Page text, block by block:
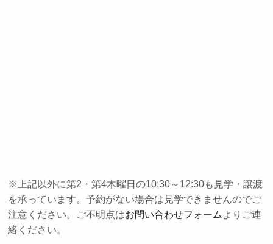
※上記以外に第2・第4木曜日の10:30～12:30も見学・譲渡
を承っています。予約がない場合は見学できませんのでご
注意ください。ご不明点はお問い合わせフォーム よりご連
絡ください。